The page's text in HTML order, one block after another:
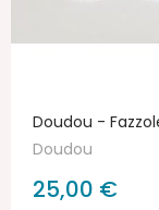
Doudou -
Doudou
25,00 €